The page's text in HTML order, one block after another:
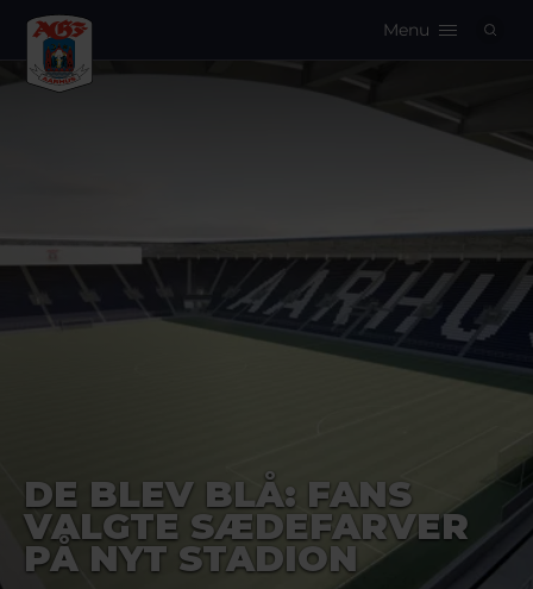
Menu
DE BLEV BLÅ: FANS
VALGTE SÆDEFARVER
PÅ NYT STADION